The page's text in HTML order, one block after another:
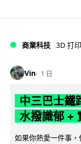
商業科技 3D 打印
Vin 1 日
中三巴士鐵
水撥識郁 +
如果你熱愛一件事